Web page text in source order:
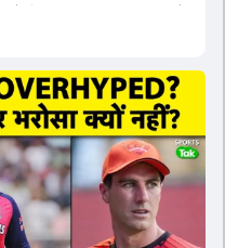
के खिलाफ आगामी टी20 सीरीज के
श्रेयस अय्यर सबसे आगे चल रहे
और रजत पाटीदार कप्तानी की
को तीसरे ओपनर के तौर पर
और संजू सैमसन पहली पसंद
ज्यादा मौके मिलेंगे। अजीत
गौतम गंभीर आगामी टी20 वर्ल्ड
विजन लेकर चल रहे हैं।